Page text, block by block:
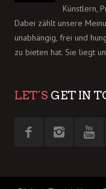
Künstlern,
Dabei zählt unsere
unabhängig, frei und
zu bieten hat. Sie liegt
LET´S GET IN